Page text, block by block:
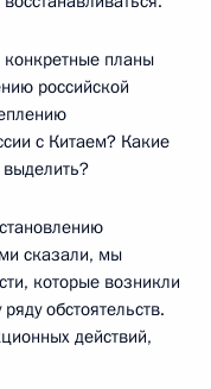
конкретные планы
российской
с Китаем? Какие
сказали, мы
которые возникли
обстоятельств.
действий,